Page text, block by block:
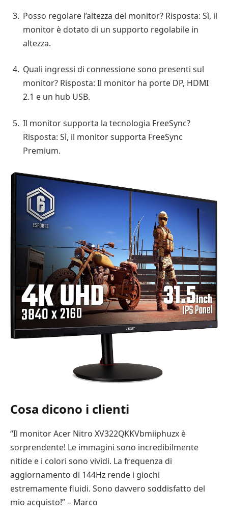
Posso regolare l’altezza del monitor? Risposta: Sì, il
monitor è dotato di un supporto regolabile in
altezza.
Quali ingressi di connessione sono presenti sul
monitor? Risposta: Il monitor ha porte DP, HDMI
2.1 e un hub USB.
Il monitor supporta la tecnologia FreeSync?
Risposta: Sì, il monitor supporta FreeSync
Premium.
Cosa dicono i clienti
“Il monitor Acer Nitro XV322QKKVbmiiphuzx è
sorprendente! Le immagini sono incredibilmente
nitide e i colori sono vividi. La frequenza di
aggiornamento di 144Hz rende i giochi
estremamente fluidi. Sono davvero soddisfatto del
mio acquisto!” – Marco